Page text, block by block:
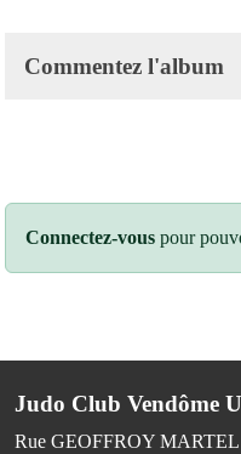
Commentez l'album
Connectez-vous pour
Judo Club Vendôme
Rue GEOFFROY MARTEL